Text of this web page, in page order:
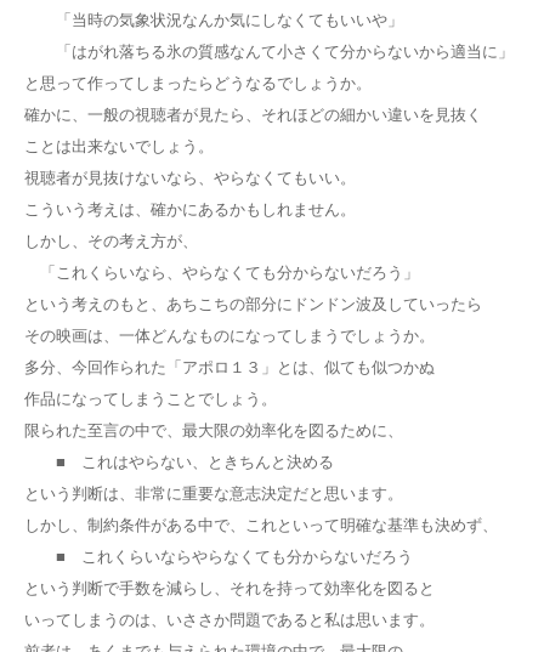
「当時の気象状況なんか気にしなくてもいいや」
「はがれ落ちる氷の質感なんて小さくて分からないから適当に」
と思って作ってしまったらどうなるでしょうか。
確かに、一般の視聴者が見たら、それほどの細かい違いを見抜く
ことは出来ないでしょう。
視聴者が見抜けないなら、やらなくてもいい。
こういう考えは、確かにあるかもしれません。
しかし、その考え方が、
「これくらいなら、やらなくても分からないだろう」
という考えのもと、あちこちの部分にドンドン波及していったら
その映画は、一体どんなものになってしまうでしょうか。
多分、今回作られた「アポロ１３」とは、似ても似つかぬ
作品になってしまうことでしょう。
限られた至言の中で、最大限の効率化を図るために、
■ これはやらない、ときちんと決める
という判断は、非常に重要な意志決定だと思います。
しかし、制約条件がある中で、これといって明確な基準も決めず、
■ これくらいならやらなくても分からないだろう
という判断で手数を減らし、それを持って効率化を図ると
いってしまうのは、いささか問題であると私は思います。